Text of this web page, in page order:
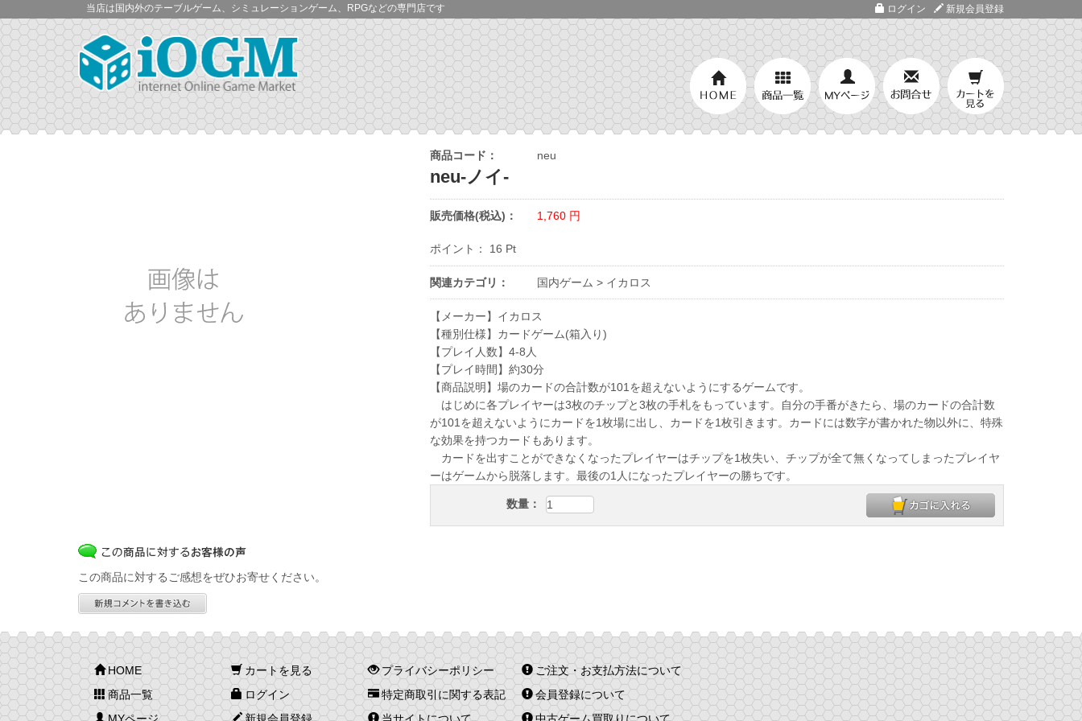
当店は国内外のテーブルゲーム、シミュレーションゲーム、RPGなどの専門店です ログイン 新規会員登録
商品コード： neu
neu-ノイ-
販売価格(税込)： 1,760 円
ポイント： 16 Pt
関連カテゴリ： 国内ゲーム > イカロス
【メーカー】イカロス
【種別仕様】カードゲーム(箱入り)
【プレイ人数】4-8人
【プレイ時間】約30分
【商品説明】場のカードの合計数が101を超えないようにするゲームです。
はじめに各プレイヤーは3枚のチップと3枚の手札をもっています。自分の手番がきたら、場のカードの合計数
が101を超えないようにカードを1枚場に出し、カードを1枚引きます。カードには数字が書かれた物以外に、特殊
な効果を持つカードもあります。
カードを出すことができなくなったプレイヤーはチップを1枚失い、チップが全て無くなってしまったプレイヤ
ーはゲームから脱落します。最後の1人になったプレイヤーの勝ちです。
数量：
この商品に対するご感想をぜひお寄せください。
HOME
商品一覧
カートを見る
ログイン
プライバシーポリシー
特定商取引に関する表記
ご注文・お支払方法について
会員登録について